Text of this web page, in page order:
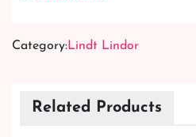
Category:Lindt Lindor
Related Products